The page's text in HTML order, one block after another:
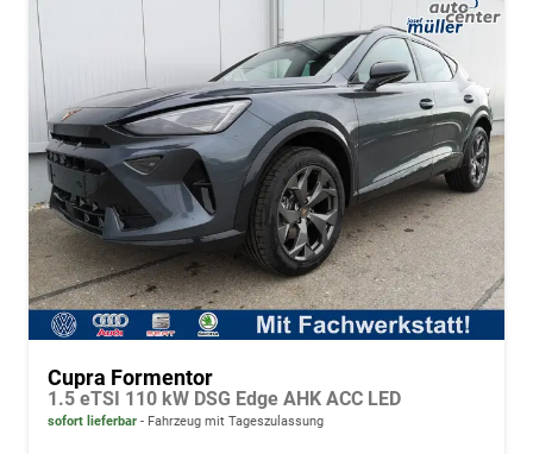
Cupra Formentor
1.5 eTSI 110 kW DSG Edge AHK ACC LED
sofort lieferbar Fahrzeug mit Tageszulassung